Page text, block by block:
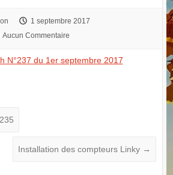
1 septembre 2017
Aucun Commentaire
N°237 du 1er septembre 2017
Installation des compteurs Linky →